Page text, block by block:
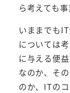
ら考えても
いままでも
については
に与える便
なのか、そ
のか、ITの